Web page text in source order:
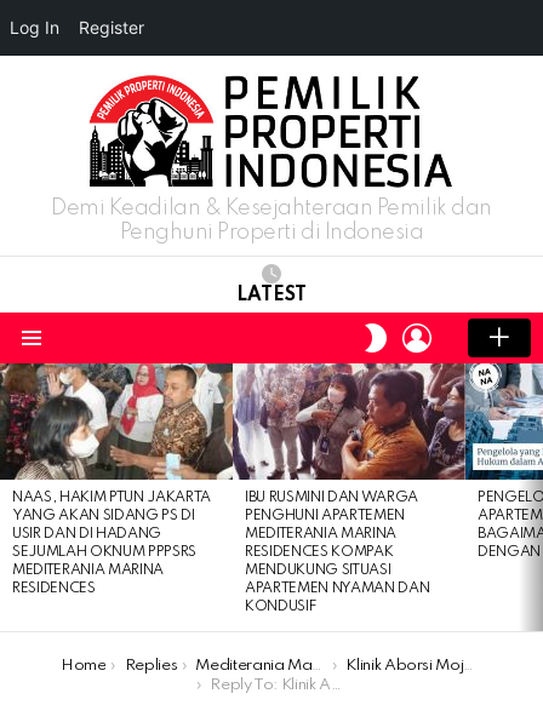
Demi Keadilan & Kesejahteraan Pemilik dan
Penghuni Properti di Indonesia
LATEST
SWITCH
SKIN
LOGIN
LATEST
STORIES
NAAS, HAKIM PTUN JAKARTA
YANG AKAN SIDANG PS DI
USIR DAN DI HADANG
SEJUMLAH OKNUM PPPSRS
MEDITERANIA MARINA
RESIDENCES
IBU RUSMINI DAN WARGA
PENGHUNI APARTEMEN
MEDITERANIA MARINA
RESIDENCES KOMPAK
MENDUKUNG SITUASI
APARTEMEN NYAMAN DAN
KONDUSIF
DENGAN
You are here:
Home Replies Mediterania Marina Residences
Klinik Aborsi Mojokerto 081333960089 Jual Obat Aborsi Di Mojokerto
Reply To: Klinik Aborsi Mojokerto 081333960089 Jual Obat Aborsi Di Mojokerto
Log In Register